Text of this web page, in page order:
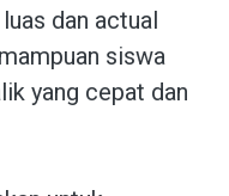
dan actual
siswa
yang cepat dan